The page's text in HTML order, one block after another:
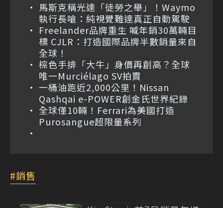
馬斯克稱光達「徒勞之舉」！Waymo
執行長嗆：純視覺難達真正自動駕駛
Freelander品牌重生 喊年銷30萬輛目
標 CJLR：打造國際品牌半數銷量來自
全球！
棕色手排「大牛」身價再創高？全球
唯一Murciélago SV拍賣
一桶油跑近2,000公里！Nissan
Qashqai e-POWER創金氏世界紀錄
全球僅10輛！Ferrari為美國打造
Purosangue超限量系列
銷售